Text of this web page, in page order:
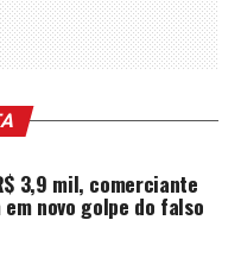
3,9 mil, comerciante
novo golpe do falso